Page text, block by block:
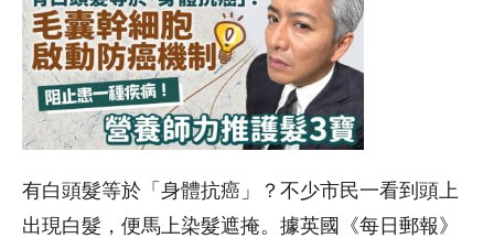
有白頭髮等於「身體抗癌」？不少市民一看到頭上
出現白髮，便馬上染髮遮掩。據英國《每日郵報》